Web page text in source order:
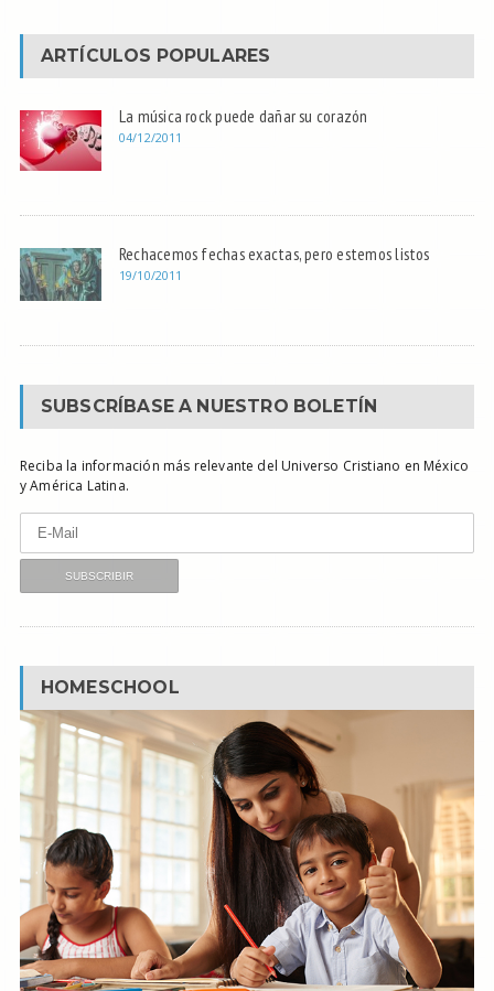
ARTÍCULOS POPULARES
La música rock puede dañar su corazón
04/12/2011
Rechacemos fechas exactas, pero estemos listos
19/10/2011
SUBSCRÍBASE A NUESTRO BOLETÍN
Reciba la información más relevante del Universo Cristiano en México
y América Latina.
HOMESCHOOL